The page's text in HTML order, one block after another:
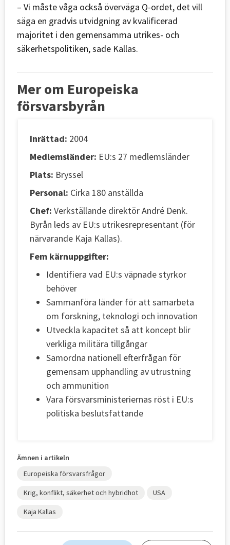
– Vi måste våga också överväga Q-ordet, det vill
säga en gradvis utvidgning av kvalificerad
majoritet i den gemensamma utrikes- och
säkerhetspolitiken, sade Kallas.
Mer om Europeiska
försvarsbyrån
Inrättad: 2004
Medlemsländer: EU:s 27 medlemsländer
Plats: Bryssel
Personal: Cirka 180 anställda
Chef: Verkställande direktör André Denk.
Byrån leds av EU:s utrikesrepresentant (för
närvarande Kaja Kallas).
Fem kärnuppgifter:
Identifiera vad EU:s väpnade styrkor
behöver
Sammanföra länder för att samarbeta
om forskning, teknologi och innovation
Utveckla kapacitet så att koncept blir
verkliga militära tillgångar
Samordna nationell efterfrågan för
gemensam upphandling av utrustning
och ammunition
Vara försvarsministeriernas röst i EU:s
politiska beslutsfattande
Ämnen i artikeln
Europeiska försvarsfrågor
Krig, konflikt, säkerhet och hybridhot USA
Kaja Kallas